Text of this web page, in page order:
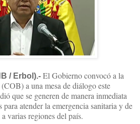
/ Erbol).- El Gobierno convocó a la
a una mesa de diálogo este
que se generen de manera inmediata
para atender la emergencia sanitaria y de
varias regiones del país.